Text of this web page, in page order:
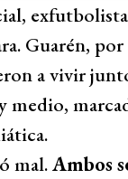
Guarén,
a vivir
mal.Ambos